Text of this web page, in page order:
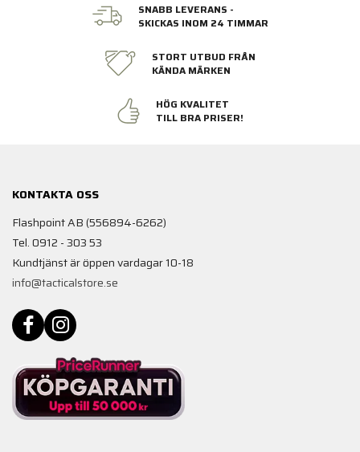
SNABB LEVERANS -
SKICKAS INOM 24 TIMMAR
STORT UTBUD FRÅN
KÄNDA MÄRKEN
HÖG KVALITET
TILL BRA PRISER!
KONTAKTA OSS
Flashpoint AB (556894-6262)
Tel. 0912 - 303 53
Kundtjänst är öppen vardagar 10-18
info@tacticalstore.se